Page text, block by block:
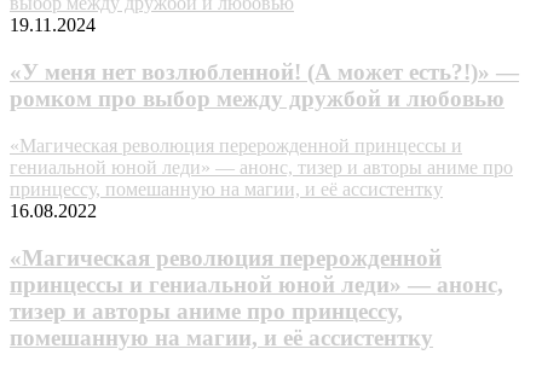
19.11.2024
«У меня нет возлюбленной! (А может есть?!)» —
ромком про выбор между дружбой и любовью
«Магическая революция перерожденной принцессы и
гениальной юной леди» — анонс, тизер и авторы аниме про
принцессу, помешанную на магии, и её ассистентку
16.08.2022
«Магическая революция перерожденной
принцессы и гениальной юной леди» — анонс,
тизер и авторы аниме про принцессу,
помешанную на магии, и её ассистентку